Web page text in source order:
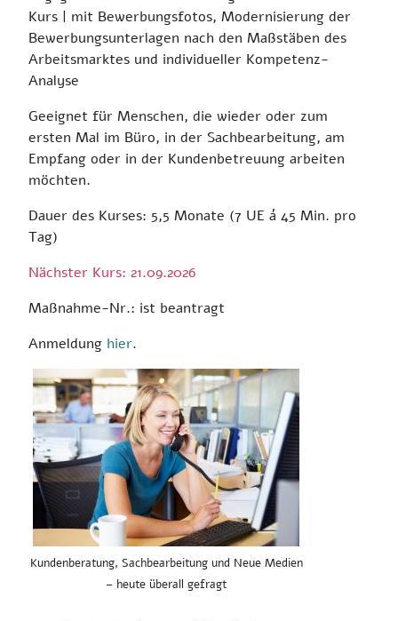
Kurs | mit Bewerbungsfotos, Modernisierung der
Bewerbungsunterlagen nach den Maßstäben des
Arbeitsmarktes und individueller Kompetenz-
Analyse
Geeignet für Menschen, die wieder oder zum
ersten Mal im Büro, in der Sachbearbeitung, am
Empfang oder in der Kundenbetreuung arbeiten
möchten.
Dauer des Kurses: 5,5 Monate (7 UE á 45 Min. pro
Tag)
Nächster Kurs: 21.09.2026
Maßnahme-Nr.: ist beantragt
Anmeldung hier.
Kundenberatung, Sachbearbeitung und Neue Medien
– heute überall gefragt